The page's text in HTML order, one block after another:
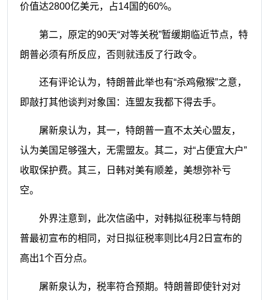
价值达2800亿美元，占14国的60%。
第二，原定的90天“对等关税”暂缓期临近节点，特
朗普必须有所反应，否则就违反了行政令。
还有评论认为，特朗普此举也有“杀鸡儆猴”之意，
即敲打其他谈判对象国：连盟友我都下得去手。
屠新泉认为，其一，特朗普一直不太关心盟友，
认为美国足够强大，无需盟友。其二，对“占便宜大户”
收取保护费。其三，日韩对美有顺差，美想弥补亏
空。
外界注意到，此次信函中，对韩拟征税率与特朗
普最初宣布的相同，对日拟征税率则比4月2日宣布的
高出1个百分点。
屠新泉认为，税率符合预期。特朗普即使针对对